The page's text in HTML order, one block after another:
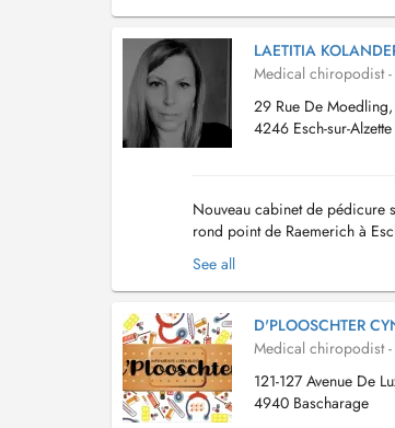
LAETITIA
Medical chiropodist
29 Rue De Moedling,
4246 Esch-sur-Alzette
Nouveau cabinet de pédicure
rond point de Raemerich à
bus (Raemerich) à 4 minutes à
See all
D'PLOOSCHTER
Medical chiropodist
121-127 Avenue De
4940 Bascharage